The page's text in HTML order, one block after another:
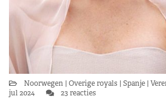
Noorwegen Overige royals Spanje
jul 2024
23 reacties